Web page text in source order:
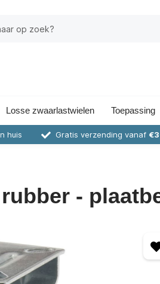
Losse zwaarlastwielen Toepassing
huis Gratis verzending vanaf
-